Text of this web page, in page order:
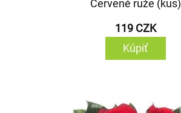
Červené ruže (kus)
119 CZK
Kúpiť